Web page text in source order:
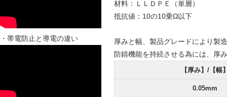
・帯電防止と導電の違い
材料：ＬＬＤＰＥ（単層）
抵抗値：10の10乗Ω以下
厚みと幅、製品グレードにより製
防錆機能を持続させる為には、厚
【厚み】/【幅
0.05mm